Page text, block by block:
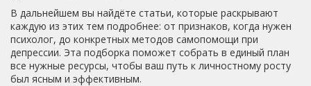
В дальнейшем вы найдёте статьи, которые раскрывают
каждую из этих тем подробнее: от признаков, когда нужен
психолог, до конкретных методов самопомощи при
депрессии. Эта подборка поможет собрать в единый план
все нужные ресурсы, чтобы ваш путь к личностному росту
был ясным и эффективным.